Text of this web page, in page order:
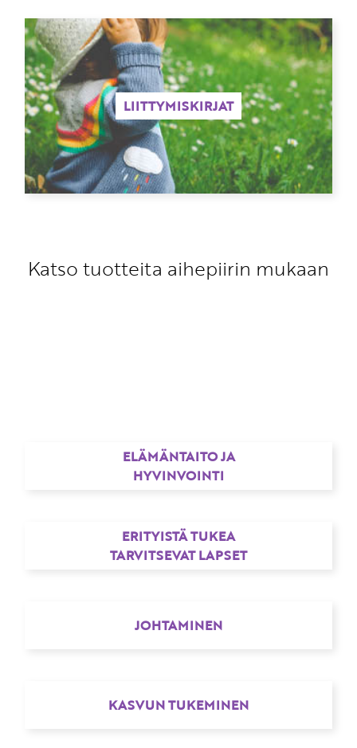
LIITTYMISKIRJAT
Katso tuotteita aihepiirin mukaan
ELÄMÄNTAITO JA
HYVINVOINTI
ERITYISTÄ TUKEA
TARVITSEVAT LAPSET
JOHTAMINEN
KASVUN TUKEMINEN